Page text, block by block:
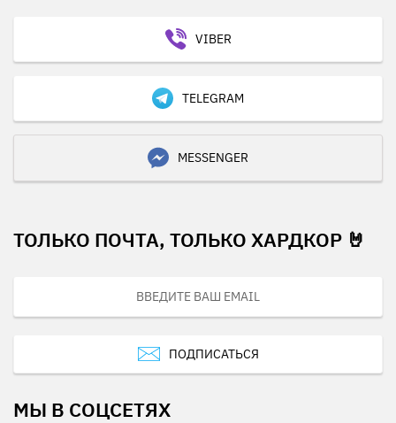
VIBER
TELEGRAM
MESSENGER
ТОЛЬКО ПОЧТА, ТОЛЬКО ХАРДКОР 🤘
ПОДПИСАТЬСЯ
МЫ В СОЦСЕТЯХ